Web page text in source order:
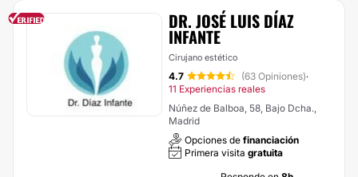
DR. JOSÉ LUIS DÍAZ
INFANTE
Cirujano estético
4.7 (63 Opiniones)·
11 Experiencias reales
Núñez de Balboa, 58, Bajo Dcha.,
Madrid
Opciones de financiación
Primera visita gratuita